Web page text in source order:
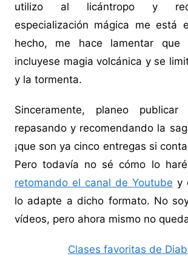
utilizo al licántropo y
especialización mágica me está
hecho, me hace lamentar que
incluyese magia volcánica y se
y la tormenta.
Sinceramente, planeo
repasando y recomendando la
¡que son ya cinco entregas si
Pero todavía no sé cómo lo
retomando el canal de Youtube y
lo adapte a dicho formato. No
vídeos, pero ahora mismo no
Clases favoritas de